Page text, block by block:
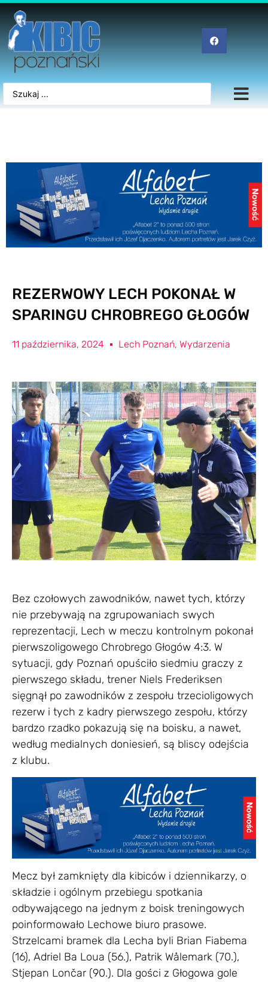
REZERWOWY LECH POKONAŁ W
SPARINGU CHROBREGO GŁOGÓW
11 października, 2024 Lech Poznań, Wydarzenia
Bez czołowych zawodników, nawet tych, którzy
nie przebywają na zgrupowaniach swych
reprezentacji, Lech w meczu kontrolnym pokonał
pierwszoligowego Chrobrego Głogów 4:3. W
sytuacji, gdy Poznań opuściło siedmiu graczy z
pierwszego składu, trener Niels Frederiksen
sięgnął po zawodników z zespołu trzecioligowych
rezerw i tych z kadry pierwszego zespołu, którzy
bardzo rzadko pokazują się na boisku, a nawet,
według medialnych doniesień, są bliscy odejścia
z klubu.
Mecz był zamknięty dla kibiców i dziennikarzy, o
składzie i ogólnym przebiegu spotkania
odbywającego na jednym z boisk treningowych
poinformowało Lechowe biuro prasowe.
Strzelcami bramek dla Lecha byli Brian Fiabema
(16), Adriel Ba Loua (56.), Patrik Wålemark (70.),
Stjepan Lončar (90.). Dla gości z Głogowa gole